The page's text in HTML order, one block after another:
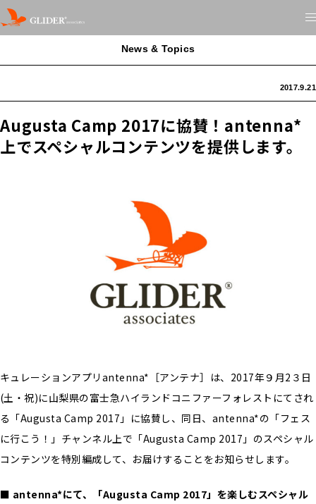
News & Topics
2017.9.21
Augusta Camp 2017に協賛！antenna*
上でスペシャルコンテンツを提供します。
キュレーションアプリantenna*［アンテナ］は、2017年９月2３日
(土・祝)に山梨県の富士急ハイランドコニファーフォレストにてされ
る「Augusta Camp 2017」に協賛し、同日、antenna*の「フェス
に行こう！」チャンネル上で「Augusta Camp 2017」のスペシャル
コンテンツを特別編成して、お届けすることをお知らせします。
■ antenna*にて、「Augusta Camp 2017」を楽しむスペシャル